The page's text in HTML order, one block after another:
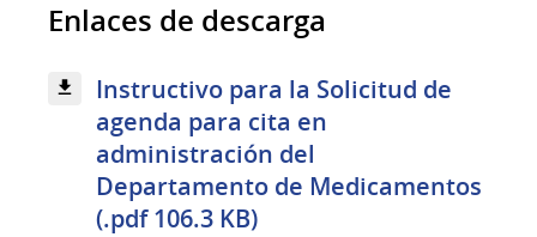
Enlaces de descarga
Instructivo para la Solicitud de
agenda para cita en
administración del
Departamento de Medicamentos
(.pdf 106.3 KB)